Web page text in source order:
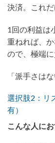
決済。これだ
1回の利益は
重ねれば、
ので、極端に
「派手さは
選択肢2：リ
有）
こんな人にお